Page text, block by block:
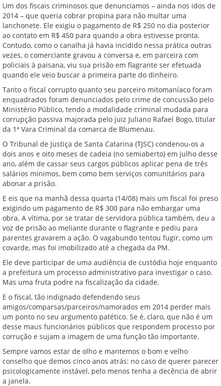
Um dos fiscais criminosos que denunciamos – ainda nos idos de
2014 – que queria cobrar propina para não multar uma
lanchonete. Ele exigiu o pagamento de R$ 250 no dia posterior
ao contato em R$ 450 para quando a obra estivesse pronta.
Contudo, como o canalha já havia incidido nessa prática outras
vezes, o comerciante gravou a conversa e, em parceira com
policiais à paisana, viu sua prisão em flagrante ser efetuada
quando ele veio buscar a primeira parte do dinheiro.
Tanto o fiscal corrupto quanto seu parceiro mitomaníaco foram
enquadrados foram denunciados pelo crime de concussão pelo
Ministério Público, tendo a modalidade criminal mudada para
corrupção passiva majorada pelo juiz Juliano Rafael Bogo, titular
da 1ª Vara Criminal da comarca de Blumenau.
O Tribunal de Justiça de Santa Catarina (TJSC) condenou-os a
dois anos e oito meses de cadeia (no semiaberto) em julho desse
ano, além de cassar seus cargos públicos aplicar pena de três
salários mínimos, bem como bem serviços comunitários para
abonar a prisão.
E eis que na manhã dessa quarta (14/08) mais um fiscal foi preso
exigindo um pagamento de R$ 300 para não embargar uma
obra. A vítima, por se tratar de servidora pública também, deu a
voz de prisão ao meliante durante o flagrante e pediu para
parentes gravarem a ação. O vagabundo tentou fugir, como um
covarde, mas foi imobilizado até a chegada da PM.
Ele deve participar de uma audiência de custódia hoje enquanto
a prefeitura um processo administrativo para investigar o caso.
Mas uma fruta podre na fiscalização da cidade.
E o fiscal, tão indignado defendendo seus
amigos/comparsas/parceiros/namorados em 2014 perder mais
um ponto no seu argumento patético. Se é, claro, que não é um
desse maus funcionários públicos que respondem processo por
corrução e sujam a imagem de uma função tão importante.
Sempre vamos estar de olho e mantemos o bom e velho
conselho que demos cinco anos atrás: no caso de querer parecer
psicologicamente instável, pelo menos tenha a decência de abrir
a janela.